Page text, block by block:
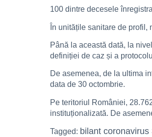
100 dintre decesele
În unitățile sanitare de
Până la această dată, la
definiției de caz și a
De asemenea, de la ultima
data de 30 octombrie.
Pe teritoriul României,
instituționalizată. De
Tagged: bilant